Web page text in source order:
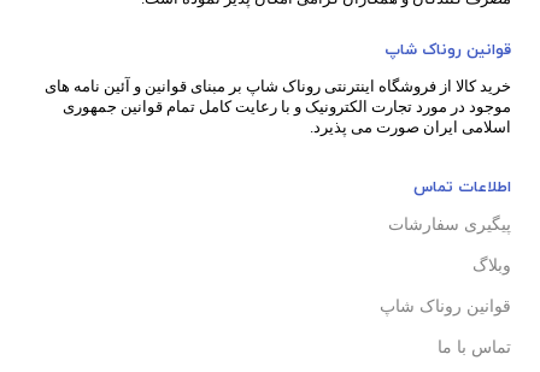
قوانین روناک شاپ
خرید کالا از فروشگاه اینترنتی روناک شاپ بر مبنای قوانین و آئین نامه های
موجود در مورد تجارت الکترونیک و با رعایتکامل تمام قوانین جمهوری
اسلامی ایران صورت می پذیرد.
اطلاعات تماس
پیگیری سفارشات
وبلاگ
قوانین روناک شاپ
تماس با ما